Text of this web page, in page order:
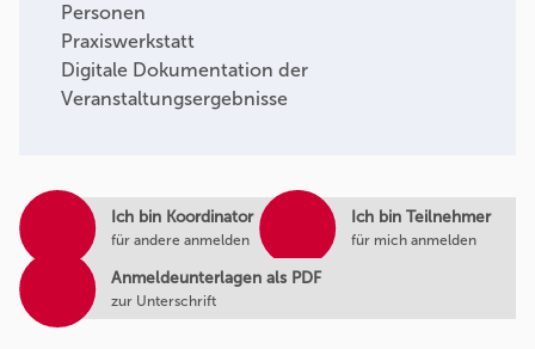
Ich bin Koordinator
für andere anmelden
Ich bin Teilnehmer
für mich anmelden
Anmeldeunterlagen als PDF
zur Unterschrift
Personen
Praxiswerkstatt
Digitale Dokumentation der
Veranstaltungsergebnisse